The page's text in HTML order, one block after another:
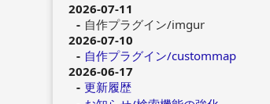
2026-07-11
自作プラグイン/imgur
2026-07-10
自作プラグイン/custommap
2026-06-17
更新履歴